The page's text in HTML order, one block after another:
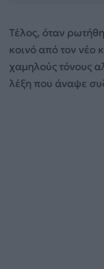
Τέλος, όταν
κοινό από τον νέο
χαμηλούς τόνους
λέξη που άναψε